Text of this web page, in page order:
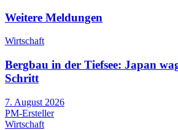
Weitere Meldungen
Wirtschaft
Bergbau in der Tiefsee: Japan
Schritt
7. August 2026
PM-Ersteller
Wirtschaft